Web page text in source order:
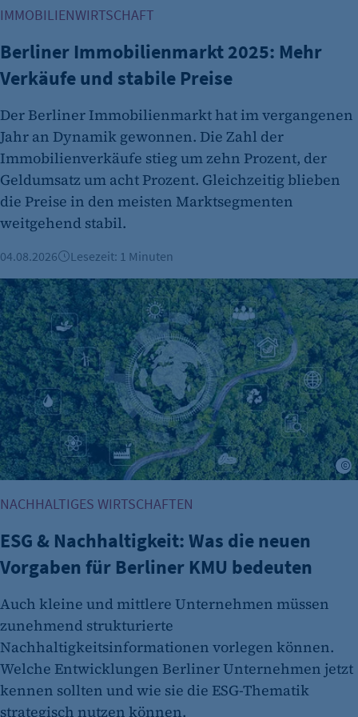
Cookie Consent
Name:
Dieser Cookie speichert die ausgewählten
Einverständnis-Optionen des Benutzers
Cookie Laufzeit:
1 Jahr
etracker Analytics
Name:
et_oi_v2
Anbieter:
etracker GmbH
Zweck:
2 Jahre
etracker Analytics
Name:
et_allow_cookies
Anbieter:
etracker GmbH
Zweck:
IMMOBILIENWIRTSCHAFT
Berliner Immobilienmarkt 2025: Mehr
Verkäufe und stabile Preise
Der Berliner Immobilienmarkt hat im vergangenen
Jahr an Dynamik gewonnen. Die Zahl der
Immobilienverkäufe stieg um zehn Prozent, der
Geldumsatz um acht Prozent. Gleichzeitig blieben
die Preise in den meisten Marktsegmenten
weitgehend stabil.
04.08.2026 Lesezeit: 1 Minuten
ESG & Nachhaltigkeit: Was die neuen Vorgaben für
NACHHALTIGES WIRTSCHAFTEN
ESG & Nachhaltigkeit: Was die neuen
Vorgaben für Berliner KMU bedeuten
Auch kleine und mittlere Unternehmen müssen
zunehmend strukturierte
Nachhaltigkeitsinformationen vorlegen können.
Welche Entwicklungen Berliner Unternehmen jetzt
kennen sollten und wie sie die ESG-Thematik
strategisch nutzen können.